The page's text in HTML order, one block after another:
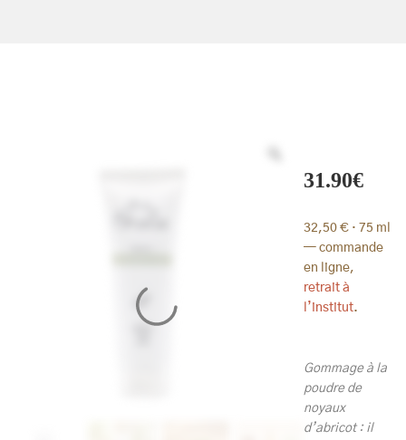
31.90€
32,50 € · 75 ml
— commande
en ligne,
retrait à
l’institut.
Gommage à la
poudre de
noyaux
d’abricot : il